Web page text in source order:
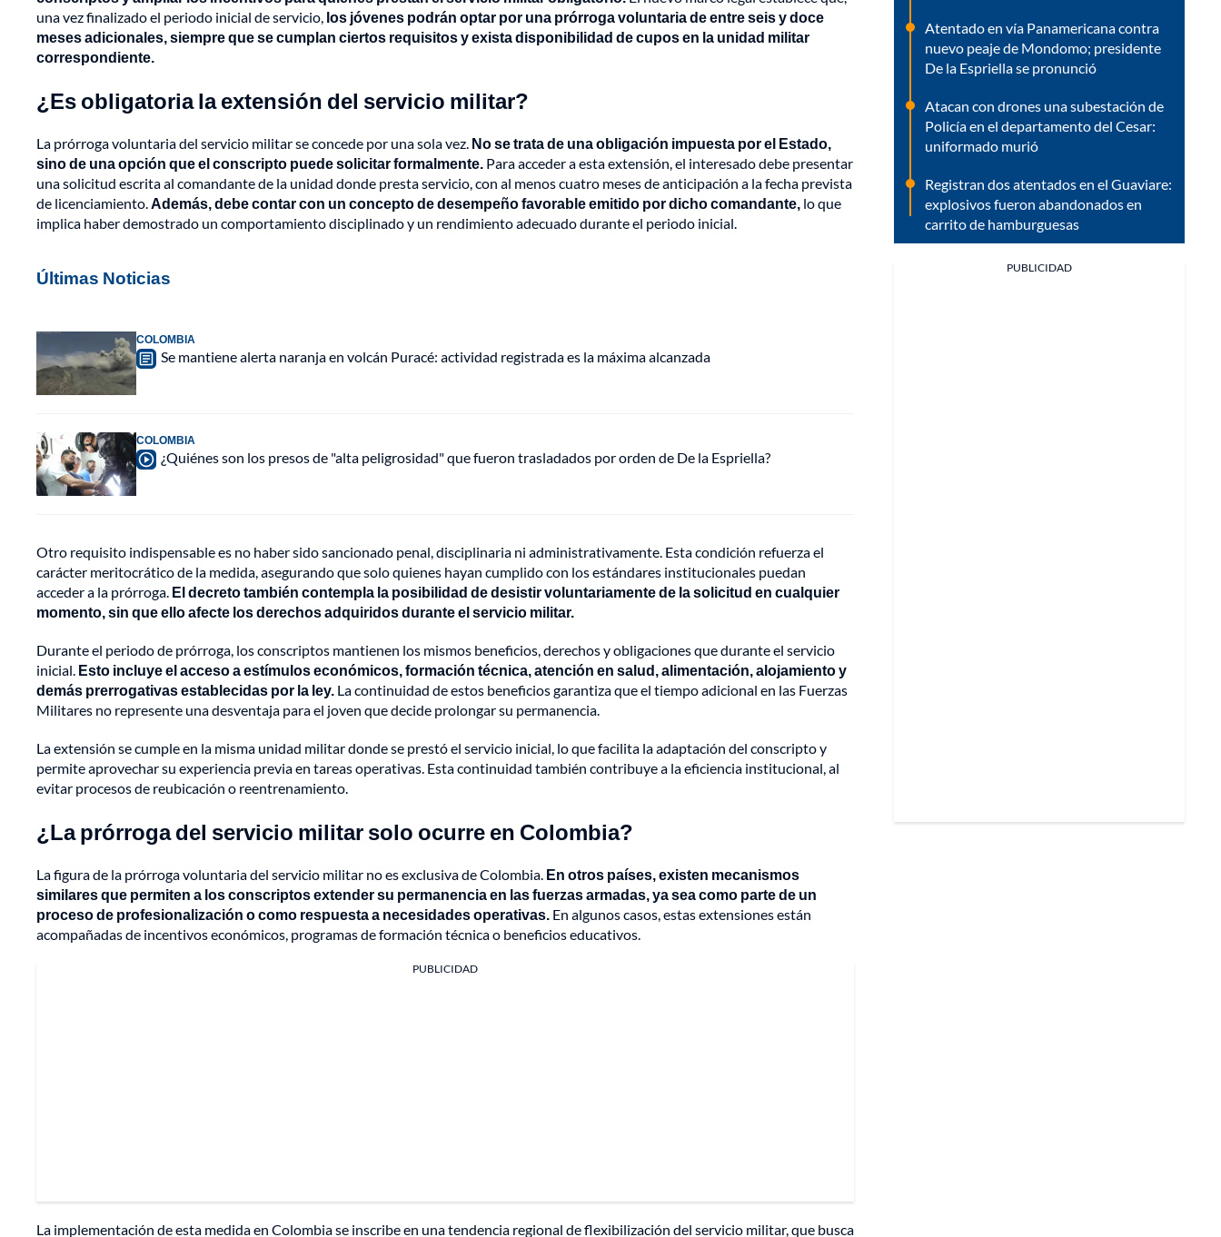
una vez finalizado el periodo inicial de servicio, los jóvenes podrán optar por una prórroga voluntaria de entre seis y doce
meses adicionales, siempre que se cumplan ciertos requisitos y exista disponibilidad de cupos en la unidad militar
correspondiente.
¿Es obligatoria la extensión del servicio militar?
La prórroga voluntaria del servicio militar se concede por una sola vez. No se trata de una obligación impuesta por el Estado,
sino de una opción que el conscripto puede solicitar formalmente. Para acceder a esta extensión, el interesado debe presentar
una solicitud escrita al comandante de la unidad donde presta servicio, con al menos cuatro meses de anticipación a la fecha prevista
de licenciamiento.Además, debe contar con un concepto de desempeño favorable emitido por dicho comandante, lo que
implica haber demostrado un comportamiento disciplinado y un rendimiento adecuado durante el periodo inicial.
Últimas Noticias
COLOMBIA
Se mantiene alerta naranja en volcán Puracé: actividad registrada es la máxima alcanzada
COLOMBIA
¿Quiénes son los presos de "alta peligrosidad" que fueron trasladados por orden de De la Espriella?
Otro requisito indispensable es no haber sido sancionado penal, disciplinaria ni administrativamente. Esta condición refuerza el
carácter meritocrático de la medida, asegurando que solo quienes hayan cumplido con los estándares institucionales puedan
acceder a la prórroga. El decreto también contempla la posibilidad de desistir voluntariamente de la solicitud en cualquier
momento, sin que ello afecte los derechos adquiridos durante el servicio militar.
Durante el periodo de prórroga, los conscriptos mantienen los mismos beneficios, derechos y obligaciones que durante el servicio
inicial. Esto incluye el acceso a estímulos económicos, formación técnica, atención en salud, alimentación, alojamiento y
demás prerrogativas establecidas por la ley. La continuidad de estos beneficios garantiza que el tiempo adicional en las Fuerzas
Militares no represente una desventaja para el joven que decide prolongar su permanencia.
La extensión se cumple en la misma unidad militar donde se prestó el servicio inicial, lo que facilita la adaptación del conscripto y
permite aprovechar su experiencia previa en tareas operativas. Esta continuidad también contribuye a la eficiencia institucional, al
evitar procesos de reubicación o reentrenamiento.
¿La prórroga del servicio militar solo ocurre en Colombia?
La figura de la prórroga voluntaria del servicio militar no es exclusiva de Colombia. En otros países, existen mecanismos
similares que permiten a los conscriptos extender su permanencia en las fuerzas armadas, ya sea como parte de un
proceso de profesionalización o como respuesta a necesidades operativas. En algunos casos, estas extensiones están
acompañadas de incentivos económicos, programas de formación técnica o beneficios educativos.
PUBLICIDAD
La implementación de esta medida en Colombia se inscribe en una tendencia regional de flexibilización del servicio militar, que busca
Atentado en vía Panamericana contra
nuevo peaje de Mondomo; presidente
De la Espriella se pronunció
Atacan con drones una subestación de
Policía en el departamento del Cesar:
uniformado murió
Registran dos atentados en el Guaviare:
explosivos fueron abandonados en
carrito de hamburguesas
PUBLICIDAD